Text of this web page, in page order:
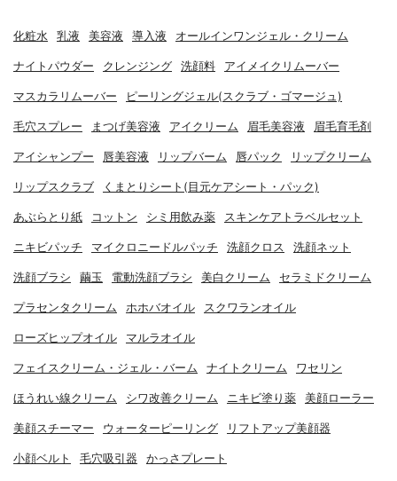
化粧水 乳液 美容液 導入液 オールインワンジェル・クリーム
ナイトパウダー クレンジング 洗顔料 アイメイクリムーバー
マスカラリムーバー ピーリングジェル(スクラブ・ゴマージュ)
毛穴スプレー まつげ美容液 アイクリーム 眉毛美容液 眉毛育毛剤
アイシャンプー 唇美容液 リップバーム 唇パック リップクリーム
リップスクラブ くまとりシート(目元ケアシート・パック)
あぶらとり紙 コットン シミ用飲み薬 スキンケアトラベルセット
ニキビパッチ マイクロニードルパッチ 洗顔クロス 洗顔ネット
洗顔ブラシ 繭玉 電動洗顔ブラシ 美白クリーム セラミドクリーム
プラセンタクリーム ホホバオイル スクワランオイル
ローズヒップオイル マルラオイル
フェイスクリーム・ジェル・バーム ナイトクリーム ワセリン
ほうれい線クリーム シワ改善クリーム ニキビ塗り薬 美顔ローラー
美顔スチーマー ウォーターピーリング リフトアップ美顔器
小顔ベルト 毛穴吸引器 かっさプレート